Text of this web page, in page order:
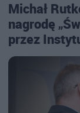
Michał
nagrodę
przez